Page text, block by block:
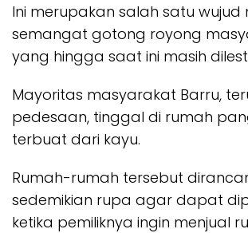
Ini merupakan salah satu
semangat gotong royong
yang hingga saat ini masih
Mayoritas masyarakat Barru,
pedesaan, tinggal di rumah
terbuat dari kayu.
Rumah-rumah tersebut
sedemikian rupa agar dapat
ketika pemiliknya ingin menjual